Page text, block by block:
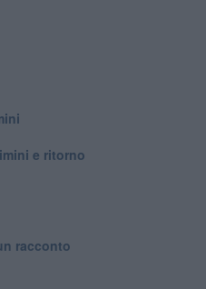
e ritorno
racconto